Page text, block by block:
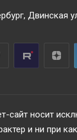
Двинская
сайт носит
и ни при